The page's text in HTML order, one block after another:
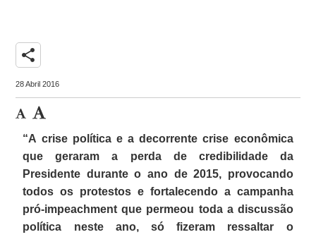
share
28 Abril 2016
“A crise política e a decorrente crise econômica
que geraram a perda de credibilidade da
Presidente durante o ano de 2015, provocando
todos os protestos e fortalecendo a campanha
pró-impeachment que permeou toda a discussão
política neste ano, só fizeram ressaltar o